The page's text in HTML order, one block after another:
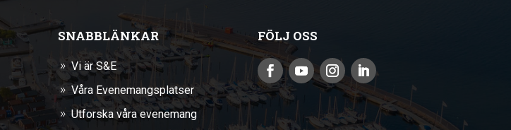
SNABBLÄNKAR
9 Vi är S&E
9 Våra Evenemangsplatser
9 Utforska våra evenemang
FÖLJ OSS